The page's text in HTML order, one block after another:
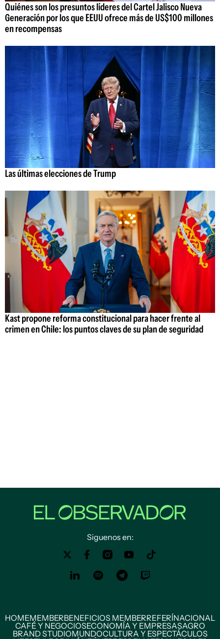
Quiénes son los presuntos líderes del Cartel Jalisco Nueva
Generación por los que EEUU ofrece más de US$100 millones
en recompensas
Las últimas elecciones de Trump
Kast propone reforma constitucional para hacer frente al
crimen en Chile: los puntos claves de su plan de seguridad
Siguenos en:
HOMEMEMBERBENEFICIOS MEMBERREFERÍNACIONAL
CAFÉ Y NEGOCIOSECONOMÍA Y EMPRESASAGRO
BRAND STUDIOMUNDOCULTURA Y ESPECTÁCULOS